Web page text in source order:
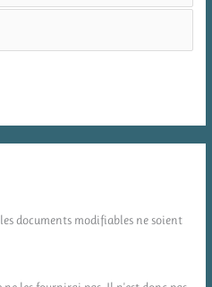
documents modifiables ne soient